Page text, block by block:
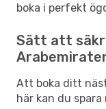
boka i perfekt
Sätt att
Att boka ditt
här kan du spara